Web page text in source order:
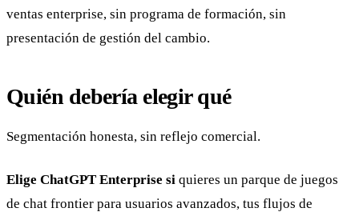
ventas enterprise, sin programa de formación, sin
presentación de gestión del cambio.
Quién debería elegir qué
Segmentación honesta, sin reflejo comercial.
Elige ChatGPT Enterprise si quieres un parque de juegos
de chat frontier para usuarios avanzados, tus flujos de